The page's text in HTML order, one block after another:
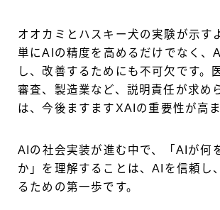
オオカミとハスキー犬の実験が示す
単にAIの精度を高めるだけでなく、
し、改善するためにも不可欠です。
審査、製造業など、説明責任が求め
は、今後ますますXAIの重要性が高
AIの社会実装が進む中で、「AIが何
か」を理解することは、AIを信頼し
るための第一歩です。